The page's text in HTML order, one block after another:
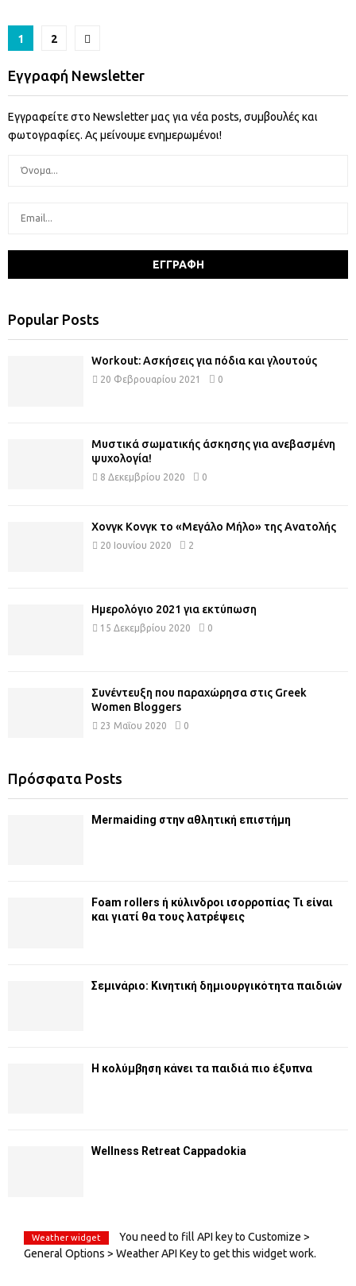
Πλοήγηση
άρθρων
1 2
Εγγραφή Newsletter
Εγγραφείτε στο Newsletter μας για νέα posts, συμβουλές και
φωτογραφίες. Ας μείνουμε ενημερωμένοι!
Popular Posts
Workout: Ασκήσεις για πόδια και γλουτούς
20 Φεβρουαρίου 2021 0
Μυστικά σωματικής άσκησης για ανεβασμένη
ψυχολογία!
8 Δεκεμβρίου 2020 0
Χονγκ Κονγκ το «Μεγάλο Μήλο» της Ανατολής
20 Ιουνίου 2020 2
Ημερολόγιο 2021 για εκτύπωση
15 Δεκεμβρίου 2020 0
Συνέντευξη που παραχώρησα στις Greek
Women Bloggers
23 Μαΐου 2020 0
Πρόσφατα Posts
Mermaiding στην αθλητική επιστήμη
Foam rollers ή κύλινδροι ισορροπίας Τι είναι
και γιατί θα τους λατρέψεις
Σεμινάριο: Κινητική δημιουργικότητα παιδιών
Η κολύμβηση κάνει τα παιδιά πιο έξυπνα
Wellness Retreat Cappadokia
Weather widget
You need to fill API key to Customize >
General Options > Weather API Key to get this widget work.